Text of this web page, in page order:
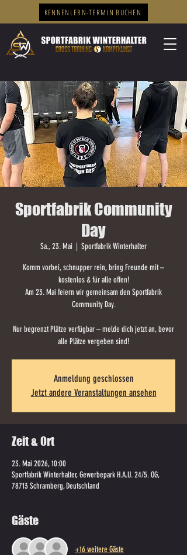
KENNENLERN-TERMIN BUCHEN
Sportfabrik Community
Day
Sa., 23. Mai
  |
Sportfabrik Winterhalter
Komm vorbei, schnupper rein, bring Freunde mit –
kostenlos & für alle offen!
Am 23. Mai feiern wir gemeinsam den Sportfabrik
Community Day.
Nur begrenzt Plätze verfügbar – melde dich jetzt an, bevor
alle Plätze vergeben sind!
Anmeldung geschlossen
Jetzt andere Veranstaltungen ansehen
Zeit & Ort
23. Mai 2026, 10:00
Sportfabrik Winterhalter, Gewerbepark H.A.U. 24/5. OG,
78713 Schramberg, Deutschland
Gäste
+16 weitere Gäste